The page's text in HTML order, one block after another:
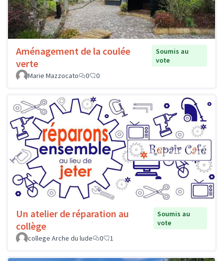
Aménagement de la coulée
verte
Soumis au
vote
Marie Mazzocato
0 0
Un atelier de réparation au
collège
Soumis au
vote
college Arche du lude
0 1